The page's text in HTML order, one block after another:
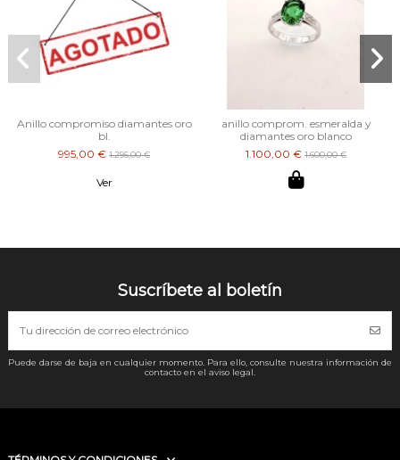
Anillo compromiso diamantes oro
bl.
995,00 € 1.295,00 €
Ver
anillo comprom. esmeralda y
diamantes oro blanco
1.100,00 € 1.600,00 €
Suscríbete al boletín
Puede darse de baja en cualquier momento. Para ello, consulte nuestra información de
contacto en el aviso legal.